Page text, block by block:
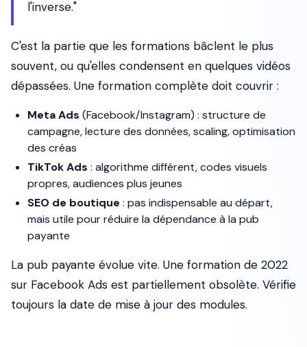
l'inverse."
C'est la partie que les formations bâclent le plus
souvent, ou qu'elles condensent en quelques vidéos
dépassées. Une formation complète doit couvrir :
Meta Ads (Facebook/Instagram) : structure de
campagne, lecture des données, scaling, optimisation
des créas
TikTok Ads : algorithme différent, codes visuels
propres, audiences plus jeunes
SEO de boutique : pas indispensable au départ,
mais utile pour réduire la dépendance à la pub
payante
La pub payante évolue vite. Une formation de 2022
sur Facebook Ads est partiellement obsolète. Vérifie
toujours la date de mise à jour des modules.